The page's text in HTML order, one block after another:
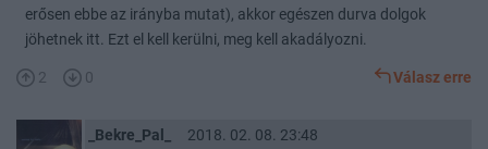
erősen ebbe az irányba mutat), akkor egészen durva dolgok
jöhetnek itt. Ezt el kell kerülni, meg kell akadályozni.
2 0 Válasz erre
_Bekre_Pal_
2018. 02. 08. 23:48